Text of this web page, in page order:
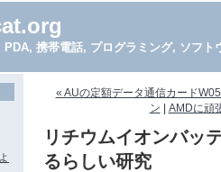
携帯電話, プログラミング, ソフト
« AUの定額データ通信カード
ン
AMDに頑
リチウムイオンバッ
るらしい研究